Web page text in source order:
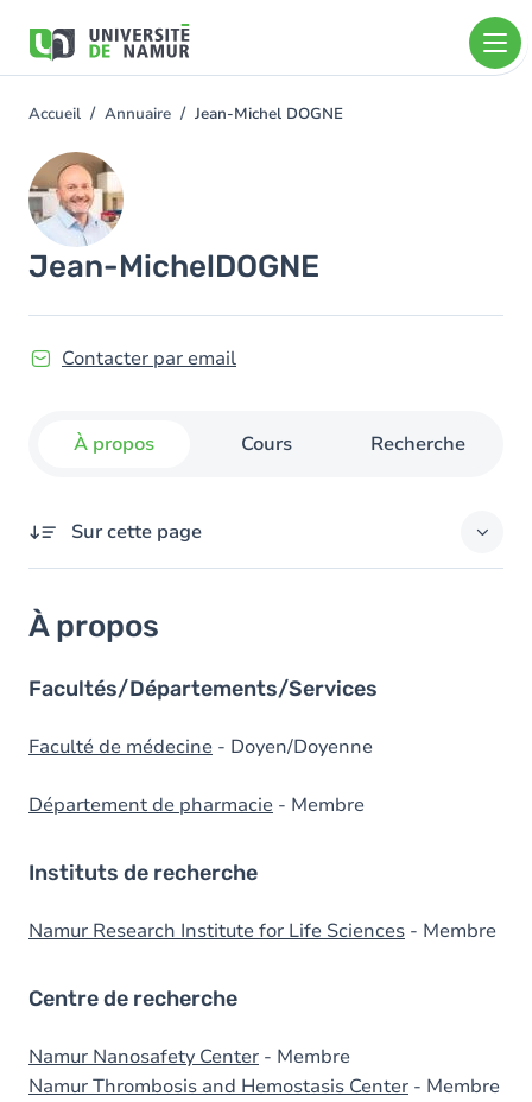
contenu
You
here
Accueil Annuaire Jean-Michel DOGNE
Image
Jean-MichelDOGNE
Contacter par email
À propos Cours Recherche
Sur cette page
Domaines d'expertises
Responsabilités externes
Diplômes
À propos
Facultés/Départements/Services
Faculté de médecine - Doyen/Doyenne
Département de pharmacie - Membre
Instituts de recherche
Namur Research Institute for Life Sciences - Membre
Centre de recherche
Namur Nanosafety Center - Membre
Namur Thrombosis and Hemostasis Center - Membre